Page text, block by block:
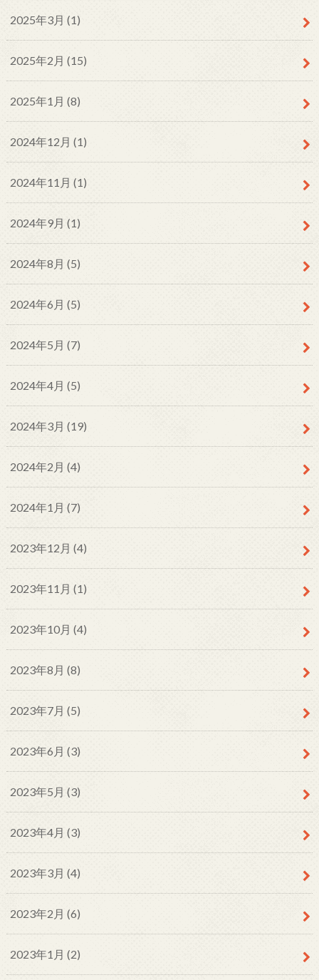
2025年3月 (1)
2025年2月 (15)
2025年1月 (8)
2024年12月 (1)
2024年11月 (1)
2024年9月 (1)
2024年8月 (5)
2024年6月 (5)
2024年5月 (7)
2024年4月 (5)
2024年3月 (19)
2024年2月 (4)
2024年1月 (7)
2023年12月 (4)
2023年11月 (1)
2023年10月 (4)
2023年8月 (8)
2023年7月 (5)
2023年6月 (3)
2023年5月 (3)
2023年4月 (3)
2023年3月 (4)
2023年2月 (6)
2023年1月 (2)